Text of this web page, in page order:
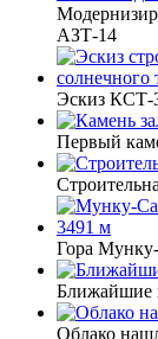
АЗТ-14
Эскиз КСТ-
Первый
Гора
Ближайшие
Облако